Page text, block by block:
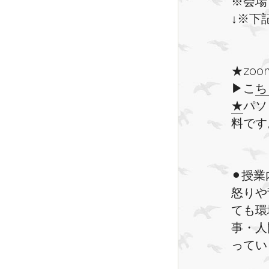
↓ ※下
▶︎こ
★パ
料で
⚫︎授
怒り
ても
事・
って